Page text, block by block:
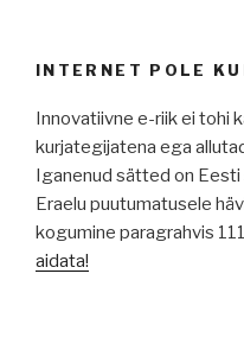
INTERNET POLE
Innovatiivne e-riik ei tohi
kurjategijatena ega
Iganenud sätted on
Eraelu puutumatusele
kogumine paragrahvis
aidata!